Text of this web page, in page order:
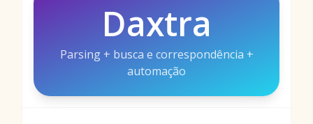
Daxtra
Parsing + busca e correspondência +
automação